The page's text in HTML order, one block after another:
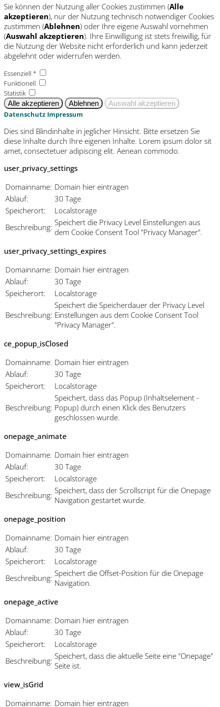
Sie können der Nutzung aller Cookies zustimmen (Alle
akzeptieren), nur der Nutzung technisch notwendiger Cookies
zustimmen (Ablehnen) oder Ihre eigene Auswahl vornehmen
(Auswahl akzeptieren). Ihre Einwilligung ist stets freiwillig, für
die Nutzung der Website nicht erforderlich und kann jederzeit
abgelehnt oder widerrufen werden.
Essenziell *
Funktionell
Statistik
Datenschutz Impressum
Dies sind Blindinhalte in jeglicher Hinsicht. Bitte ersetzen Sie
diese Inhalte durch Ihre eigenen Inhalte. Lorem ipsum dolor sit
amet, consectetuer adipiscing elit. Aenean commodo.
user_privacy_settings
Domainname: Domain hier eintragen
Ablauf:
30 Tage
Speicherort:
Localstorage
Beschreibung: Speichert die Privacy Level Einstellungen aus
dem Cookie Consent Tool "Privacy Manager".
user_privacy_settings_expires
Domainname: Domain hier eintragen
Ablauf:
30 Tage
Speicherort:
Localstorage
Beschreibung:
Speichert die Speicherdauer der Privacy Level
Einstellungen aus dem Cookie Consent Tool
"Privacy Manager".
ce_popup_isClosed
Domainname: Domain hier eintragen
Ablauf:
30 Tage
Speicherort:
Localstorage
Beschreibung:
Speichert, dass das Popup (Inhaltselement -
Popup) durch einen Klick des Benutzers
geschlossen wurde.
onepage_animate
Domainname: Domain hier eintragen
Ablauf:
30 Tage
Speicherort:
Localstorage
Beschreibung: Speichert, dass der Scrollscript für die Onepage
Navigation gestartet wurde.
onepage_position
Domainname: Domain hier eintragen
Ablauf:
30 Tage
Speicherort:
Localstorage
Beschreibung: Speichert die Offset-Position für die Onepage
Navigation.
onepage_active
Domainname: Domain hier eintragen
Ablauf:
30 Tage
Speicherort:
Localstorage
Beschreibung: Speichert, dass die aktuelle Seite eine "Onepage"
Seite ist.
view_isGrid
Domainname: Domain hier eintragen